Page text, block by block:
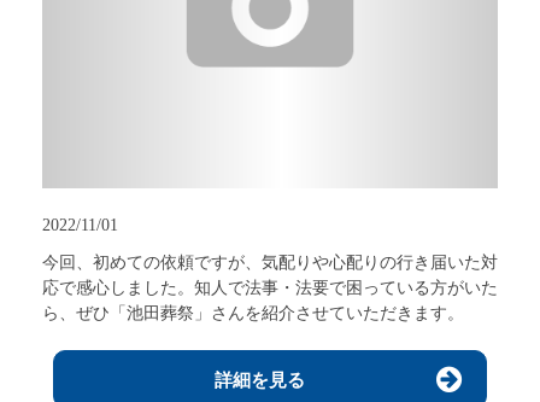
2022/11/01
今回、初めての依頼ですが、気配りや心配りの行き届いた対
応で感心しました。知人で法事・法要で困っている方がいた
ら、ぜひ「池田葬祭」さんを紹介させていただきます。
詳細を見る